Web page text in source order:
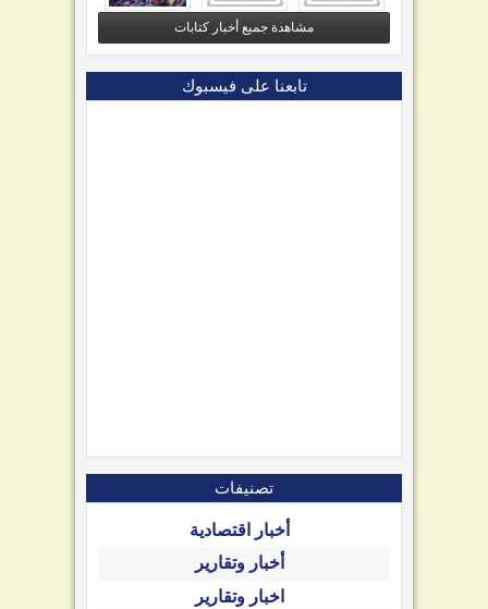
مشاهدة جميع أخبار كتابات
تابعنا على فيسبوك
تصنيفات
أخبار اقتصادية
أخبار وتقارير
اخبار وتقارير